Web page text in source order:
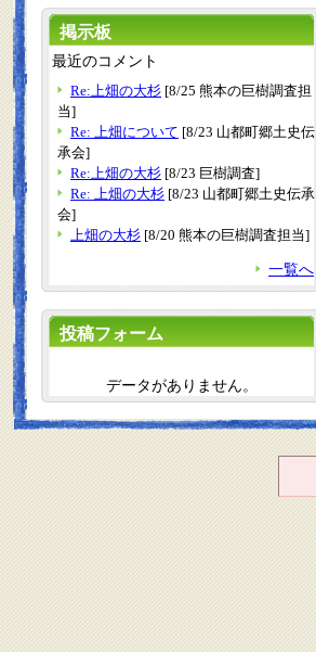
掲示板
最近のコメント
Re:上畑の大杉 [8/25 熊本の巨樹調査担
当]
Re: 上畑について [8/23 山都町郷土史伝
承会]
Re:上畑の大杉 [8/23 巨樹調査]
Re: 上畑の大杉 [8/23 山都町郷土史伝承
会]
上畑の大杉 [8/20 熊本の巨樹調査担当]
一覧へ
投稿フォーム
データがありません。